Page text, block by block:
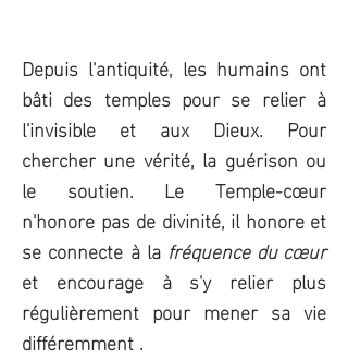
Depuis l'antiquité, les humains ont
bâti des temples pour se relier à
l'invisible et aux Dieux. Pour
chercher une vérité, la guérison ou
le soutien. Le Temple-cœur
n'honore pas de divinité, il honore et
se connecte à la fréquence du cœur
et encourage à s'y relier plus
régulièrement pour mener sa vie
différemment .